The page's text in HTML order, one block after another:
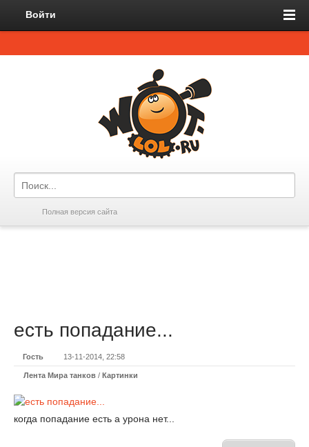
Войти
Полная версия сайта
есть попадание...
Гость 13-11-2014, 22:58
Лента Мира танков / Картинки
когда попадание есть а урона нет...